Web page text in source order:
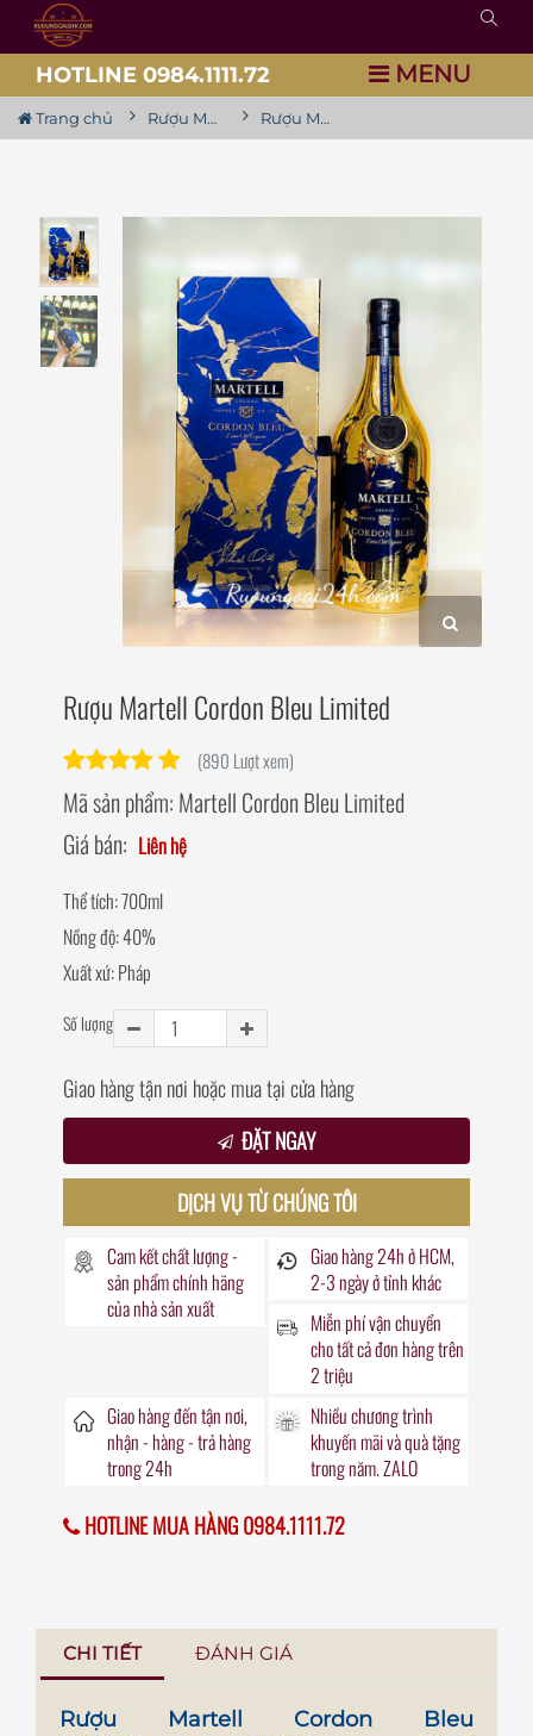
HOTLINE 0984.1111.72 MENU
Trang chủ Rượu Martell Rượu Martell Cordon Bleu Limited
Rượu Martell Cordon Bleu Limited
(890 Lượt xem)
Mã sản phẩm: Martell Cordon Bleu Limited
Giá bán: Liên hệ
Thể tích: 700ml
Nồng độ: 40%
Xuất xứ: Pháp
Số lượng
Giao hàng tận nơi hoặc mua tại cửa hàng
ĐẶT NGAY
DỊCH VỤ TỪ CHÚNG TÔI
Cam kết chất lượng -
sản phẩm chính hãng
của nhà sản xuất
Giao hàng24hở HCM,
2-3 ngày ở tỉnh khác
Miễn phí vận chuyển
cho tất cả đơn hàng trên
2 triệu
Giao hàng đếntận nơi,
nhận - hàng - trả hàng
trong24h
Nhiều chương trình
khuyến mãivà quà tặng
trong năm. ZALO
HOTLINE MUA HÀNG 0984.1111.72
CHI TIẾT ĐÁNH GIÁ
Rượu Martell Cordon Bleu